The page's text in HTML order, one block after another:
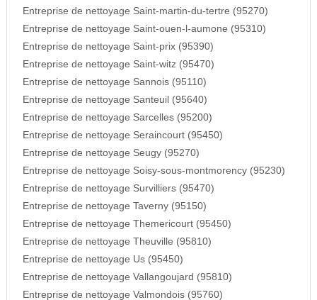
Entreprise de nettoyage Saint-martin-du-tertre (95270)
Entreprise de nettoyage Saint-ouen-l-aumone (95310)
Entreprise de nettoyage Saint-prix (95390)
Entreprise de nettoyage Saint-witz (95470)
Entreprise de nettoyage Sannois (95110)
Entreprise de nettoyage Santeuil (95640)
Entreprise de nettoyage Sarcelles (95200)
Entreprise de nettoyage Seraincourt (95450)
Entreprise de nettoyage Seugy (95270)
Entreprise de nettoyage Soisy-sous-montmorency (95230)
Entreprise de nettoyage Survilliers (95470)
Entreprise de nettoyage Taverny (95150)
Entreprise de nettoyage Themericourt (95450)
Entreprise de nettoyage Theuville (95810)
Entreprise de nettoyage Us (95450)
Entreprise de nettoyage Vallangoujard (95810)
Entreprise de nettoyage Valmondois (95760)